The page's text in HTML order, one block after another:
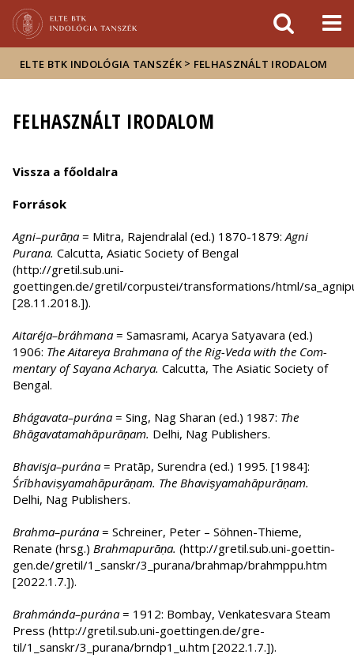
sajtóban
ELTE BTK INDOLÓGIA TANSZÉK > FELHASZNÁLT IRODALOM
FELHASZNÁLT IRODALOM
Vissza a főoldalra
Források
Agni–purāṇa = Mitra, Rajendralal (ed.) 1870-1879:Agni
Purana. Calcutta, Asiatic Society of Bengal
(http://gretil.sub.uni-
goettingen.de/gretil/corpustei/transformations/html/
[28.11.2018.]).
Aitaréja–bráhmana = Samasrami, Acarya Satyavara (ed.)
1906: The Aitareya Brahmana of the Rig-Veda with the Com­
mentary of Sayana Acharya. Calcutta, The Asiatic Society of
Bengal.
Bhágavata–purána = Sing, Nag Sharan (ed.) 1987: The
Bhāgavatamahāpurāṇam. Del­hi, Nag Pub­li­shers.
Bhavisja–purána = Pratāp, Surendra (ed.) 1995. [1984]:
Śrībhaviṣyamahāpurāṇam. The Bhaviṣya­mahā­pu­rāṇam.
Delhi, Nag Publishers.
Brahma–purána = Schreiner, Peter – Söhnen-Thieme,
Renate (hrsg.) Brahmapurā­ṇa. (http://­gre­til.sub.uni-goet­tin­
gen.de/gre­til/1_sanskr/3_pu­rana/brah­map/­brah­mp­pu.htm
[2022.1.7.]).
Brahmánda–purána = 1912: Bombay, Venkatesvara Steam
Press (http://gretil.sub.uni-goet­tin­gen.de­/gre­
til/1_sanskr/3_purana/brndp1_u.htm [2022.1.7.]).